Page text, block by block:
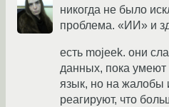
никогда не было
проблема. «ИИ» и
есть mojeek. они
данных, пока умеют
язык, но на жалобы
реагируют, что